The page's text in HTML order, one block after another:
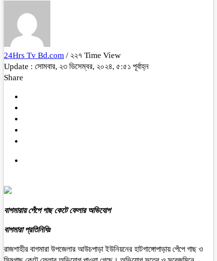
24Hrs Tv Bd.com / ২২৭ Time View
Update : সোমবার, ২৩ ডিসেম্বর, ২০২৪, ৫:৫১ পূর্বাহ্ন
Share
বাগমারায় পেঁপে গাছ কেটে ফেলার অভিযোগ
বাগমারা প্রতিনিধিঃ
রাজশাহীর বাগমারা উপজেলার আউচপাড়া ইউনিয়নের হাটগাঙ্গোপাড়ায় পেঁপে গাছ ও